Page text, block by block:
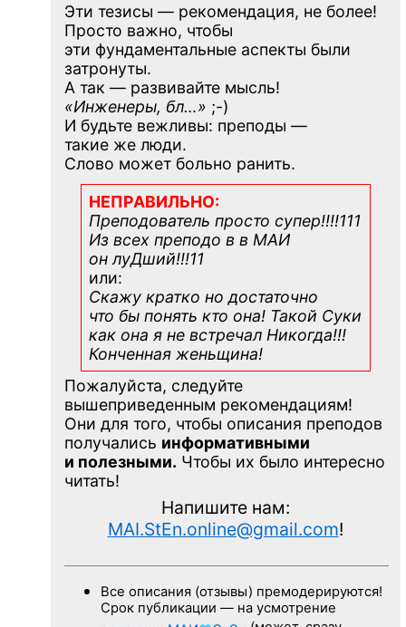
Эти тезисы — рекомендация, не более!
Просто важно, чтобы
эти фундаментальные аспекты были
затронуты.
А так — развивайте мысль!
«Инженеры, бл…» ;-)
И будьте вежливы: преподы —
такие же люди.
Слово может больно ранить.
НЕПРАВИЛЬНО:
Преподователь просто супер!!!!111
Из всех преподо в в МАИ
он луДший!!!11
или:
Скажу кратко но достаточно
что бы понять кто она! Такой Суки
как она я не встречал Никогда!!!
Конченная женьщина!
Пожалуйста, следуйте
вышеприведенным рекомендациям!
Они для того, чтобы описания преподов
получались информативными
и полезными. Чтобы их было интересно
читать!
Напишите нам:
MAI.StEn.online@gmail.com!
Все описания (отзывы) премодерируются!
Срок публикации — на усмотрение